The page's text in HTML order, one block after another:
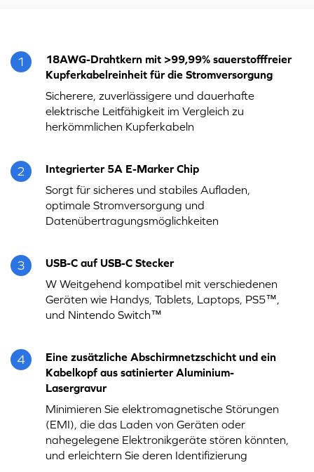
1
18AWG-Drahtkern mit >99,99% sauerstofffreier
Kupferkabelreinheit für die Stromversorgung
Sicherere, zuverlässigere und dauerhafte
elektrische Leitfähigkeit im Vergleich zu
herkömmlichen Kupferkabeln
2
Integrierter 5A E-Marker Chip
Sorgt für sicheres und stabiles Aufladen,
optimale Stromversorgung und
Datenübertragungsmöglichkeiten
3
USB-C auf USB-C Stecker
W Weitgehend kompatibel mit verschiedenen
Geräten wie Handys, Tablets, Laptops, PS5™,
und Nintendo Switch™
4
Eine zusätzliche Abschirmnetzschicht und ein
Kabelkopf aus satinierter Aluminium-
Lasergravur
Minimieren Sie elektromagnetische Störungen
(EMI), die das Laden von Geräten oder
nahegelegene Elektronikgeräte stören könnten,
und erleichtern Sie deren Identifizierung